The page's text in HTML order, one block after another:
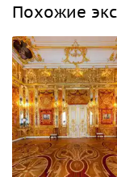
Похожие